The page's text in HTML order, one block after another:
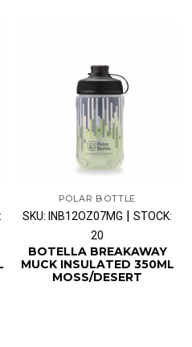
POLAR BOTTLE
SKU: INB12OZ07MG
STOCK:
20
BOTELLA BREAKAWAY
MUCK INSULATED 350ML
MOSS/DESERT